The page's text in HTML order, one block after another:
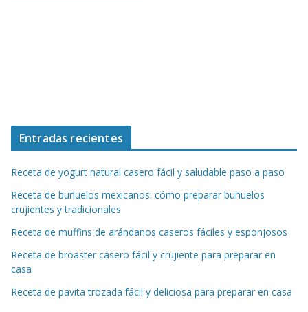
Entradas recientes
Receta de yogurt natural casero fácil y saludable paso a paso
Receta de buñuelos mexicanos: cómo preparar buñuelos
crujientes y tradicionales
Receta de muffins de arándanos caseros fáciles y esponjosos
Receta de broaster casero fácil y crujiente para preparar en
casa
Receta de pavita trozada fácil y deliciosa para preparar en casa